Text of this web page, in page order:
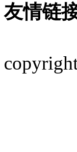
友情链